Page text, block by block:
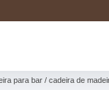
para bar cadeira de